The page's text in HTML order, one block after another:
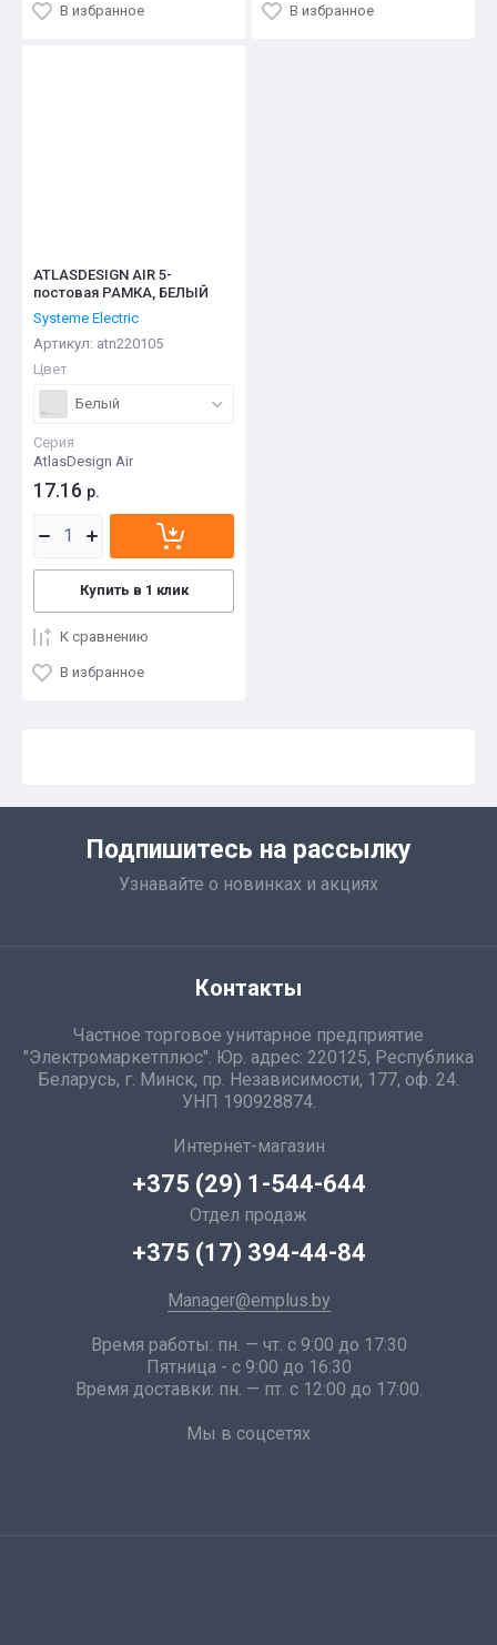
В избранное В избранное
ATLASDESIGN AIR 5-
постовая РАМКА, БЕЛЫЙ
Systeme Electric
Артикул: atn220105
Цвет
Белый
Серия
AtlasDesign Air
17.16 р.
Купить в 1 клик
К сравнению
В избранное
Подпишитесь на рассылку
Узнавайте о новинках и акциях
Контакты
Частное торговое унитарное предприятие
"Электромаркетплюс". Юр. адрес: 220125, Республика
Беларусь, г. Минск, пр. Независимости, 177, оф. 24.
УНП 190928874.
Интернет-магазин
+375 (29) 1-544-644
Отдел продаж
+375 (17) 394-44-84
Manager@emplus.by
Время работы: пн. — чт. с 9:00 до 17:30
Пятница - с 9:00 до 16:30
Время доставки: пн. — пт. с 12:00 до 17:00.
Мы в соцсетях